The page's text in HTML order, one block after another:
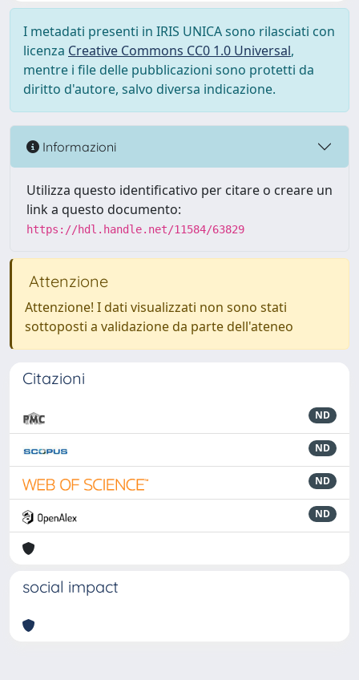
I metadati presenti in IRIS UNICA sono rilasciati con
licenza Creative Commons CC0 1.0 Universal,
mentre i file delle pubblicazioni sono protetti da
diritto d'autore, salvo diversa indicazione.
Informazioni
Utilizza questo identificativo per citare o creare un
link a questo documento:
https://hdl.handle.net/11584/63829
Attenzione
Attenzione! I dati visualizzati non sono stati
sottoposti a validazione da parte dell'ateneo
Citazioni
ND
ND
ND
ND
social impact